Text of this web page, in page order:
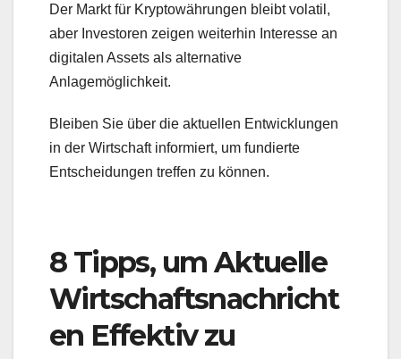
Der Markt für Kryptowährungen bleibt volatil,
aber Investoren zeigen weiterhin Interesse an
digitalen Assets als alternative
Anlagemöglichkeit.
Bleiben Sie über die aktuellen Entwicklungen
in der Wirtschaft informiert, um fundierte
Entscheidungen treffen zu können.
8 Tipps, um Aktuelle
Wirtschaftsnachricht
en Effektiv zu